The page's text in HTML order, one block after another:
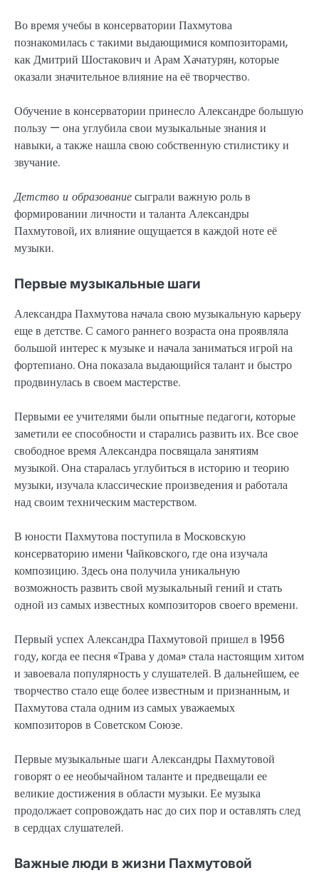
Во время учебы в консерватории Пахмутова
познакомилась с такими выдающимися композиторами,
как Дмитрий Шостакович и Арам Хачатурян, которые
оказали значительное влияние на её творчество.
Обучение в консерватории принесло Александре большую
пользу — она углубила свои музыкальные знания и
навыки, а также нашла свою собственную стилистику и
звучание.
Детство и образованиесыграли важную роль в
формировании личности и таланта Александры
Пахмутовой, их влияние ощущается в каждой ноте её
музыки.
Первые музыкальные шаги
Александра Пахмутова начала свою музыкальную карьеру
еще в детстве. С самого раннего возраста она проявляла
большой интерес к музыке и начала заниматься игрой на
фортепиано. Она показала выдающийся талант и быстро
продвинулась в своем мастерстве.
Первыми ее учителями были опытные педагоги, которые
заметили ее способности и старались развить их. Все свое
свободное время Александра посвящала занятиям
музыкой. Она старалась углубиться в историю и теорию
музыки, изучала классические произведения и работала
над своим техническим мастерством.
В юности Пахмутова поступила в Московскую
консерваторию имени Чайковского, где она изучала
композицию. Здесь она получила уникальную
возможность развить свой музыкальный гений и стать
одной из самых известных композиторов своего времени.
Первый успех Александра Пахмутовой пришел в 1956
году, когда ее песня «Трава у дома» стала настоящим хитом
и завоевала популярность у слушателей. В дальнейшем, ее
творчество стало еще более известным и признанным, и
Пахмутова стала одним из самых уважаемых
композиторов в Советском Союзе.
Первые музыкальные шаги Александры Пахмутовой
говорят о ее необычайном таланте и предвещали ее
великие достижения в области музыки. Ее музыка
продолжает сопровождать нас до сих пор и оставлять след
в сердцах слушателей.
Важные люди в жизни Пахмутовой